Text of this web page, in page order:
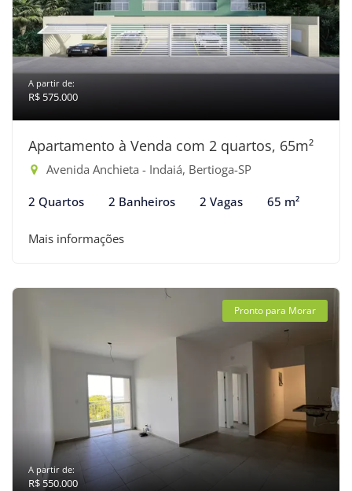
A partir de:
R$ 575.000
Apartamento à Venda com 2 quartos, 65m²
Avenida Anchieta - Indaiá, Bertioga-SP
2 Quartos 2 Banheiros 2 Vagas 65 m²
Mais informações
Pronto para Morar
A partir de:
R$ 550.000